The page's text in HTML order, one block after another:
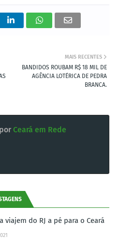
MAIS RECENTES
BANDIDOS ROUBAM R$ 18 MIL DE
AGÊNCIA LOTÉRICA DE PEDRA
BRANCA.
Ceará em Rede
viajem do RJ a pé para o Ceará